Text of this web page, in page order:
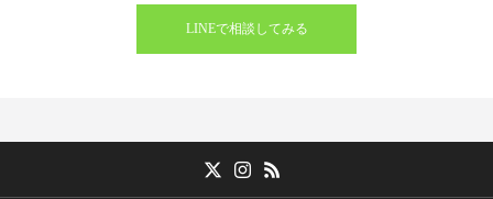
LINEで相談してみる